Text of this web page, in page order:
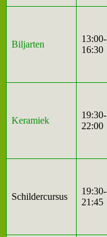
Biljarten
13:00-
16:30
Keramiek
19:30-
22:00
Schildercursus
19:30-
21:45